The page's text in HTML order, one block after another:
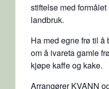
stiftelse med
landbruk.
Ha med egne frø til å
om å ivareta gamle
kjøpe kaffe og kake.
Arrangører KVANN